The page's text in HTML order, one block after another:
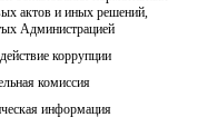
актов и иных решений,
Администрацией
коррупции
комиссия
информация